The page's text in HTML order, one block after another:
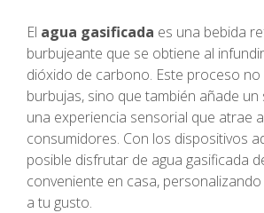
El agua gasificada es una bebida
burbujeante que se obtiene al
dióxido de carbono. Este proceso
burbujas, sino que también añade
una experiencia sensorial que atrae
consumidores. Con los dispositivos
posible disfrutar de agua gasificada
conveniente en casa,
a tu gusto.